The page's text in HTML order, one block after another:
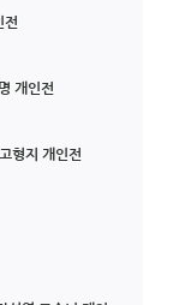
전
개인전
형지 개인전